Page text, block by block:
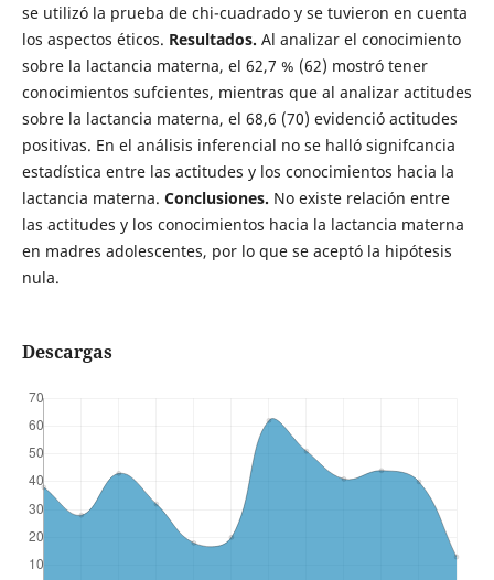
se utilizó la prueba de chi-cuadrado y se tuvieron en cuenta
los aspectos éticos. Resultados. Al analizar el conocimiento
sobre la lactancia materna, el 62,7 % (62) mostró tener
conocimientos sufcientes, mientras que al analizar actitudes
sobre la lactancia materna, el 68,6 (70) evidenció actitudes
positivas. En el análisis inferencial no se halló signifcancia
estadística entre las actitudes y los conocimientos hacia la
lactancia materna. Conclusiones. No existe relación entre
las actitudes y los conocimientos hacia la lactancia materna
en madres adolescentes, por lo que se aceptó la hipótesis
nula.
Descargas